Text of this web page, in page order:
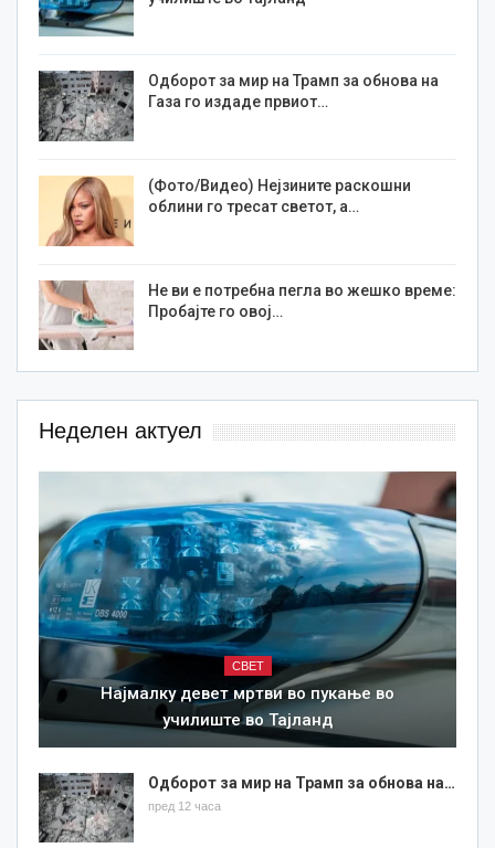
Одборот за мир на Трамп за обнова на
Газа го издаде првиот…
(Фото/Видео) Нејзините раскошни
облини го тресат светот, а…
Не ви е потребна пегла во жешко време:
Пробајте го овој…
Неделен актуел
СВЕТ
Најмалку девет мртви во пукање во
училиште во Тајланд
Одборот за мир на Трамп за обнова на…
пред 12 часа